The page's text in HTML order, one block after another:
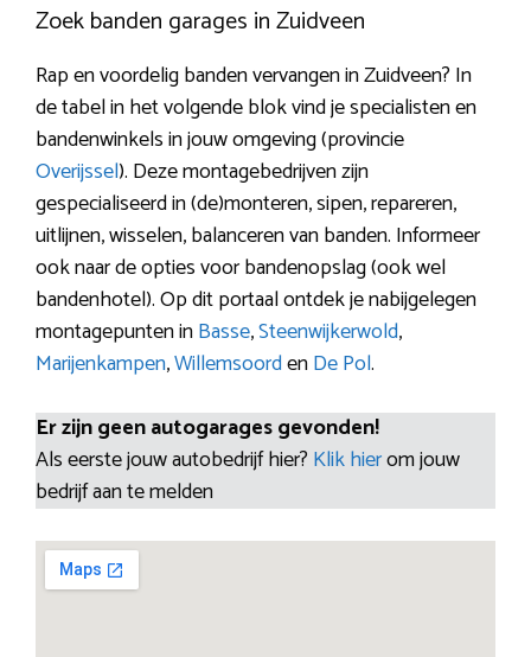
Zoek banden garages in Zuidveen
Rap en voordelig banden vervangen in Zuidveen? In
de tabel in het volgende blok vind je specialisten en
bandenwinkels in jouw omgeving (provincie
Overijssel). Deze montagebedrijven zijn
gespecialiseerd in (de)monteren, sipen, repareren,
uitlijnen, wisselen, balanceren van banden. Informeer
ook naar de opties voor bandenopslag (ook wel
bandenhotel). Op dit portaal ontdek je nabijgelegen
montagepunten inBasse,Steenwijkerwold,
Marijenkampen,WillemsoordenDe Pol.
Er zijn geen autogarages gevonden!
Als eerste jouw autobedrijf hier? Klik hierom jouw
bedrijf aan te melden